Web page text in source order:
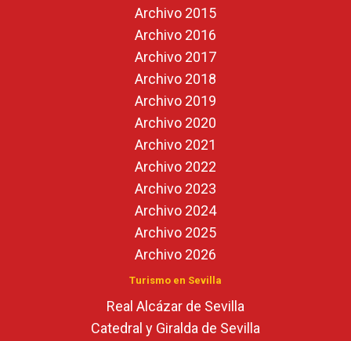
Archivo 2015
Archivo 2016
Archivo 2017
Archivo 2018
Archivo 2019
Archivo 2020
Archivo 2021
Archivo 2022
Archivo 2023
Archivo 2024
Archivo 2025
Archivo 2026
Turismo en Sevilla
Real Alcázar de Sevilla
Catedral y Giralda de Sevilla